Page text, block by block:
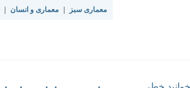
معماری سبز
معماری و انسان